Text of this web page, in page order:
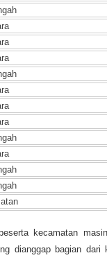
kecamatan
dianggap bagian dari